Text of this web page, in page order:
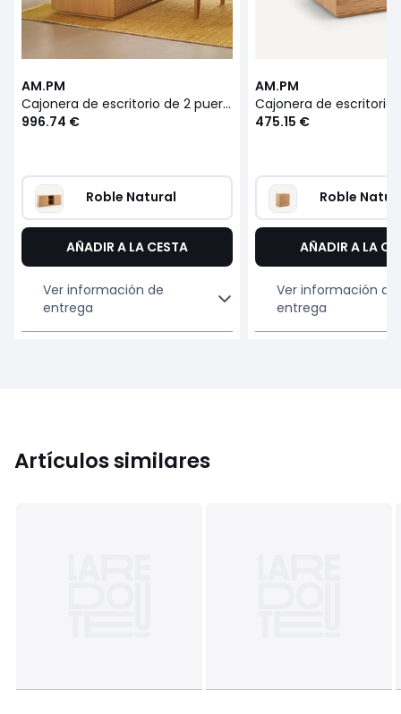
AM.PM
Cajonera de escritorio de 2 puertas, roble y chapa, Mikube
996.74 €
Roble Natural
AÑADIR A LA CESTA
Ver información de
entrega
AM.PM
475.15 €
Roble
AÑADIR A LA
Ver información de
entrega
Artículos similares